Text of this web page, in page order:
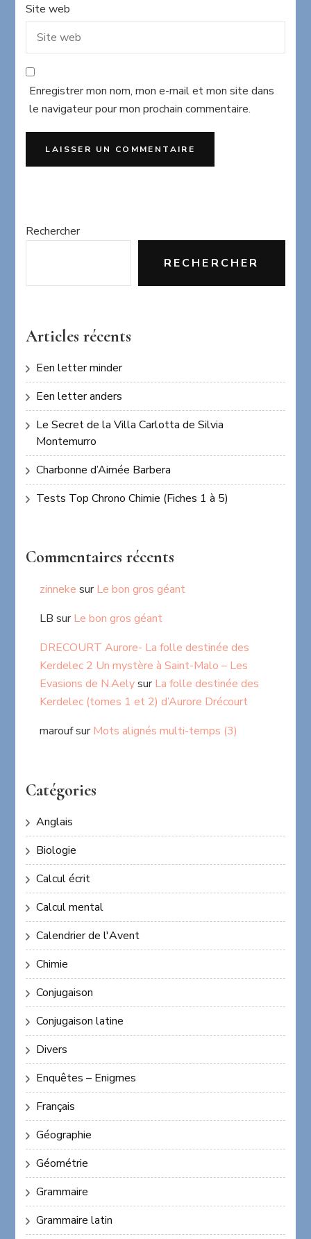
Site web
Enregistrer mon nom, mon e-mail et mon site dans
le navigateur pour mon prochain commentaire.
Rechercher
RECHERCHER
Articles récents
Een letter minder
Een letter anders
Le Secret de la Villa Carlotta de Silvia
Montemurro
Charbonne d’Aimée Barbera
Tests Top Chrono Chimie (Fiches 1 à 5)
Commentaires récents
zinneke surLe bon gros géant
LB surLe bon gros géant
DRECOURT Aurore- La folle destinée des
Kerdelec 2 Un mystère à Saint-Malo – Les
Evasions de N.AelysurLa folle destinée des
Kerdelec (tomes 1 et 2) d’Aurore Drécourt
maroufsurMots alignés multi-temps (3)
Catégories
Anglais
Biologie
Calcul écrit
Calcul mental
Calendrier de l'Avent
Chimie
Conjugaison
Conjugaison latine
Divers
Enquêtes – Enigmes
Français
Géographie
Géométrie
Grammaire
Grammaire latin